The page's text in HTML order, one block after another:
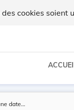
cookies soient